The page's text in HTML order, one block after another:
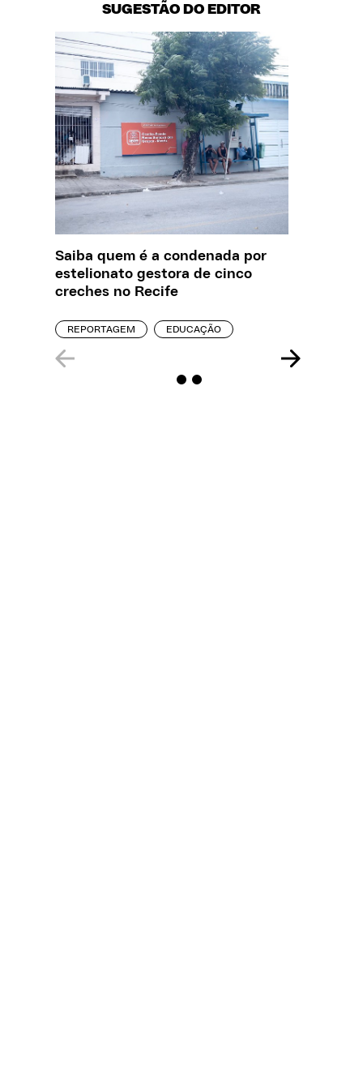
SUGESTÃO DO EDITOR
Saiba quem é a condenada por
estelionato gestora de cinco
creches no Recife
REPORTAGEM EDUCAÇÃO